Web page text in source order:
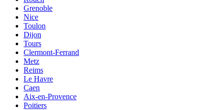
Grenoble
Nice
Toulon
Dijon
Tours
Clermont-Ferrand
Metz
Reims
Le Havre
Caen
Aix-en-Provence
Poitiers